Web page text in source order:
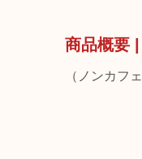
商品概要
（ノンカフ